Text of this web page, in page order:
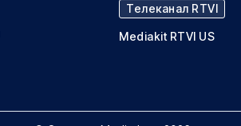
Телеканал RTVI
Mediakit RTVI US